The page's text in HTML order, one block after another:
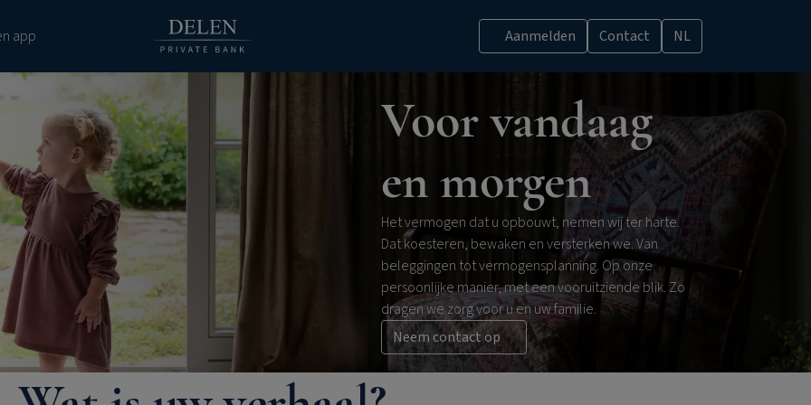
app Aanmelden Contact NL
Voor vandaag
en morgen
Het vermogen dat u opbouwt, nemen wij ter harte.
Dat koesteren, bewaken en versterken we. Van
beleggingen tot vermogensplanning. Op onze
persoonlijke manier, met een vooruitziende blik. Zo
dragen we zorg voor u en uw familie.
Neem contact op